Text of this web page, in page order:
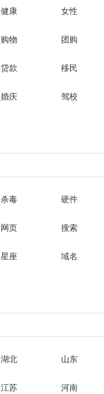
健康 女性
购物 团购
贷款 移民
婚庆 驾校
杀毒 硬件
网页 搜索
星座 域名
湖北 山东
江苏 河南